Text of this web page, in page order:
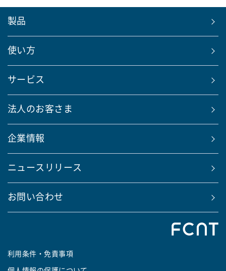
製品
使い方
サービス
法人のお客さま
企業情報
ニュースリリース
お問い合わせ
利用条件・免責事項